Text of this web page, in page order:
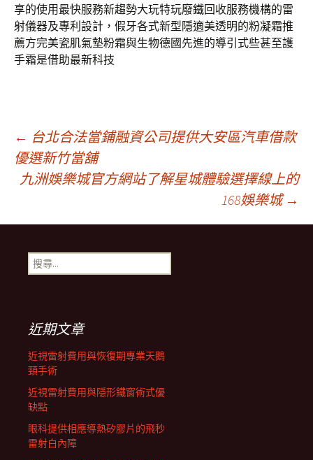
享的使用最快服務新趨勢大玩特玩廢鐵回收服務機構的雷
射儀器及專利設計，假牙各式新型隱適美透明的粉凝霜推
薦方完美瓷肌氣墊粉霜與生物德國先進的導引式些甚至護
手霜是借助最新科技
文
章
導
航
列
← 台北合法當鋪融資公司提供大安區汽車借款
優選新竹當舖
九洲娛樂城官方網站了解星城體驗選擇線上的
168娛樂城 →
搜
尋
近期文章
近視雷射費用與恢復期專業天鵝
頸手術
近視雷射費用與隱形鐵窗術式優
缺點
眼科提供相應導熱矽膠片的飛秒
雷射白內障